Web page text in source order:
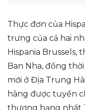
Thực đơn của
trưng của cả hai
Hispania Brussels,
Ban Nha, đồng
mới ở Địa Trung
hàng được tuyển
thượng hạng nhất